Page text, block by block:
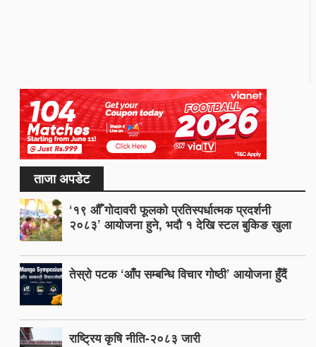
ताजा अपडेट
‘१९ औँ गोदावरी फूलको प्रतिस्पर्धात्मक प्रदर्शनी
२०८३’ आयोजना हुने, भदौ १ देखि स्टल बुकिङ खुला
तेस्रो पटक ‘आँप सम्बन्धि विचार गोष्ठी’ आयोजना हुँदैं
राष्ट्रिय कृषि नीति-२०८३ जारी